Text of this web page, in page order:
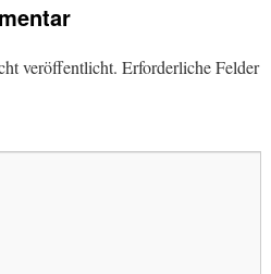
veröffentlicht. Erforderliche Felder